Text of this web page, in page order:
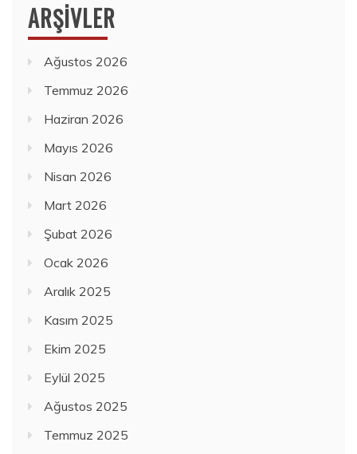
ARŞIVLER
Ağustos 2026
Temmuz 2026
Haziran 2026
Mayıs 2026
Nisan 2026
Mart 2026
Şubat 2026
Ocak 2026
Aralık 2025
Kasım 2025
Ekim 2025
Eylül 2025
Ağustos 2025
Temmuz 2025